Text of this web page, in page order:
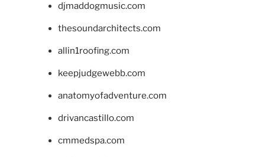
djmaddogmusic.com
thesoundarchitects.com
allin1roofing.com
keepjudgewebb.com
anatomyofadventure.com
drivancastillo.com
cmmedspa.com